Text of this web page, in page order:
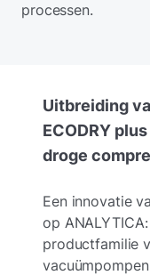
processen.
Uitbreiding
ECODRY
droge
Een innovatie
op
productfamilie